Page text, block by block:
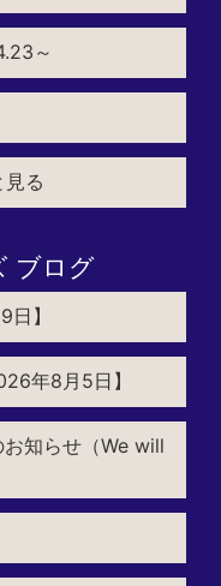
～
る
ブログ
】
年8月5日】
知らせ（We will